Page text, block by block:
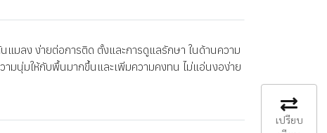
ลง ง่ายต่อการติด ตั้งและการดูแลรักษา ในด้านความ
มนุ่มให้กับพื้นมากขึ้นและเพิ่มความคงทน ไม่แอ่นงอง่าย
เปรียบ